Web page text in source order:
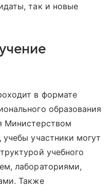
так и новые
в формате
образования
Министерством
участники могут
учебного
лабораториями,
Также